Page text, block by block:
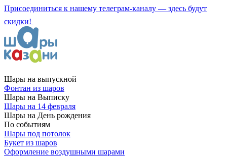
Присоединиться к нашему телеграм-каналу — здесь будут
скидки!
Шары на выпускной
Фонтан из шаров
Шары на Выписку
Шары на 14 февраля
Шары на День рождения
По событиям
Шары под потолок
Букет из шаров
Оформление воздушными шарами